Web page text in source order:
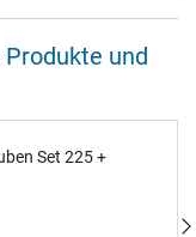
und
Set 225 +